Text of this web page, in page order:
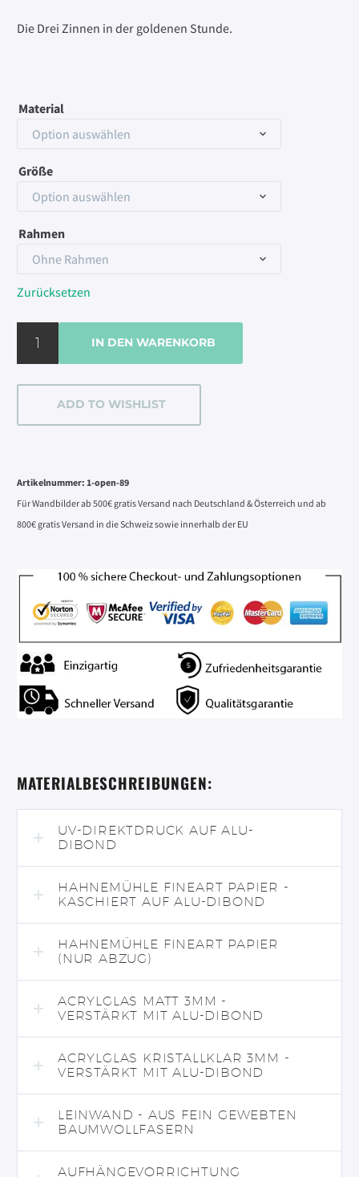
bis
Die Drei Zinnen in der goldenen Stunde.
Material
Option auswählen
Größe
Option auswählen
Rahmen
Ohne Rahmen
Zurücksetzen
Zinnen
IN DEN WARENKORB
ADD TO WISHLIST
Artikelnummer: 1-open-89
Für Wandbilder ab 500€ gratis Versand nach Deutschland & Österreich und ab
800€ gratis Versand in die Schweiz sowie innerhalb der EU
MATERIALBESCHREIBUNGEN:
UV-DIREKTDRUCK AUF ALU-
DIBOND
HAHNEMÜHLE FINEART PAPIER -
KASCHIERT AUF ALU-DIBOND
HAHNEMÜHLE FINEART PAPIER
(NUR ABZUG)
ACRYLGLAS MATT 3MM -
VERSTÄRKT MIT ALU-DIBOND
ACRYLGLAS KRISTALLKLAR 3MM -
VERSTÄRKT MIT ALU-DIBOND
LEINWAND - AUS FEIN GEWEBTEN
BAUMWOLLFASERN
AUFHÄNGEVORRICHTUNG